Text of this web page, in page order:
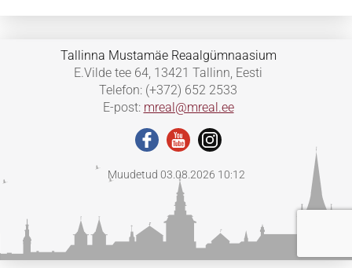
Tallinna Mustamäe Reaalgümnaasium
E.Vilde tee 64, 13421 Tallinn, Eesti
Telefon: (+372) 652 2533
E-post: mreal@mreal.ee
Muudetud 03.08.2026 10:12